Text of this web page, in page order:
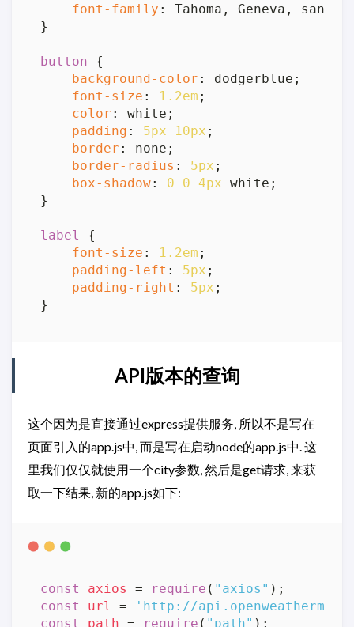
font-family : Tahoma, Geneva,
}
button {
background-color : dodgerblue;
font-size : 1.2em ;
color : white;
padding : 5px 10px ;
border : none;
border-radius : 5px ;
box-shadow: 0 0 4px white;
}
label
{
font-size : 1.2em ;
padding-left : 5px ;
padding-right : 5px ;
API版本的查询
这个因为是直接通过express提供服务, 所以不是写在
页面引入的app.js中, 而是写在启动node的app.js中. 这
里我们仅仅就使用一个city参数, 然后是get请求, 来获
取一下结果, 新的app.js如下:
const axios = require ( "axios"
const
url =
'http://
const
path = require ( "path"